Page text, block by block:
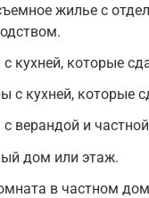
жилье с
кухней, которые
с кухней, которые
верандой и частной
дом или этаж.
в частном